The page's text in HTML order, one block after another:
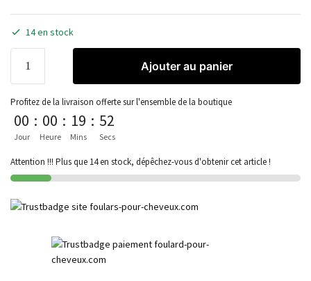
14 en stock
Ajouter au panier
Profitez de la livraison offerte sur l'ensemble de la boutique
00
Jour
: 00
Heure
: 19
Mins
: 52
Secs
Attention !!! Plus que 14 en stock, dépêchez-vous d'obtenir cet article !